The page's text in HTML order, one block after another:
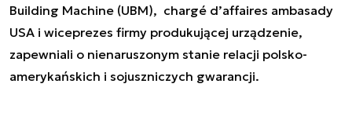
Building Machine (UBM), chargé d’affaires ambasady
USA i wiceprezes firmy produkującej urządzenie,
zapewniali o nienaruszonym stanie relacji polsko-
amerykańskich i sojuszniczych gwarancji.